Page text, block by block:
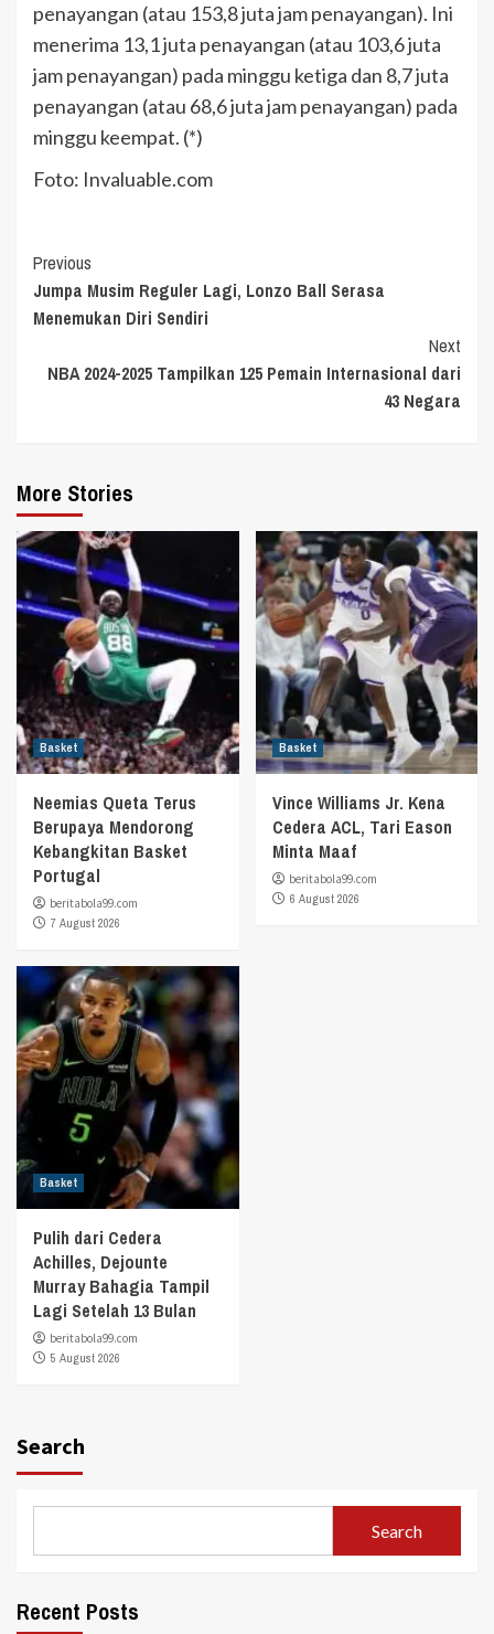
penayangan (atau 153,8 juta jam penayangan). Ini
menerima 13,1 juta penayangan (atau 103,6 juta
jam penayangan) pada minggu ketiga dan 8,7 juta
penayangan (atau 68,6 juta jam penayangan) pada
minggu keempat. (*)
Foto: Invaluable.com
Continue
Reading
Previous
Jumpa Musim Reguler Lagi, Lonzo Ball Serasa
Menemukan Diri Sendiri
Next
NBA 2024-2025 Tampilkan 125 Pemain Internasional dari
43 Negara
More Stories
Basket
Neemias Queta Terus
Berupaya Mendorong
Kebangkitan Basket
Portugal
beritabola99.com
7 August 2026
Basket
Vince Williams Jr. Kena
Cedera ACL, Tari Eason
Minta Maaf
beritabola99.com
6 August 2026
Basket
Pulih dari Cedera
Achilles, Dejounte
Murray Bahagia Tampil
Lagi Setelah 13 Bulan
beritabola99.com
5 August 2026
Search
Search
Recent Posts